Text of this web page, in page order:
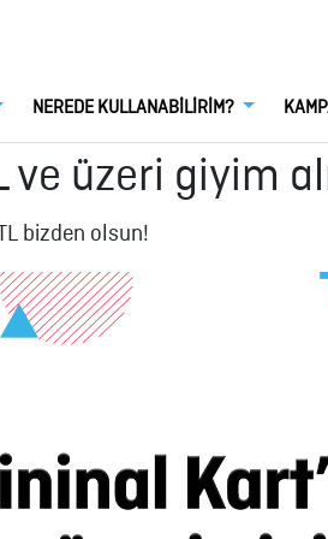
NEREDE KULLANABİLİRİM?
ve üzeri giyim
bizden olsun!